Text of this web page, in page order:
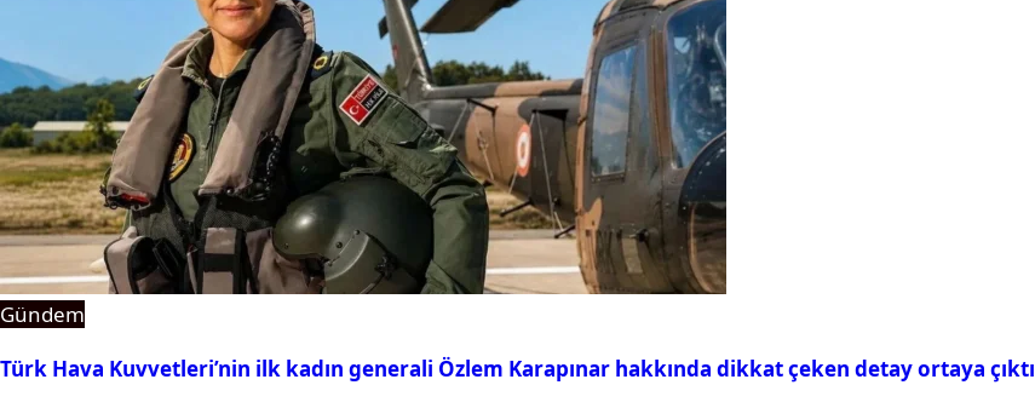
Gündem
Türk Hava Kuvvetleri’nin ilk kadın generali Özlem Karapınar hakkında dikkat çeken detay ortaya çıktı